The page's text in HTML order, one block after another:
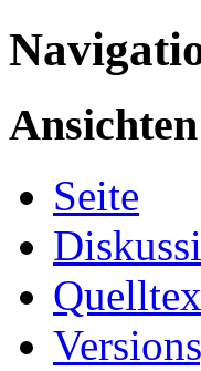
Ansichten
Seite